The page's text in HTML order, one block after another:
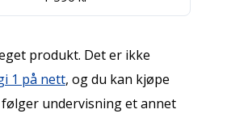
produkt. Det er ikke
1 på nett, og du kan kjøpe
undervisning et annet